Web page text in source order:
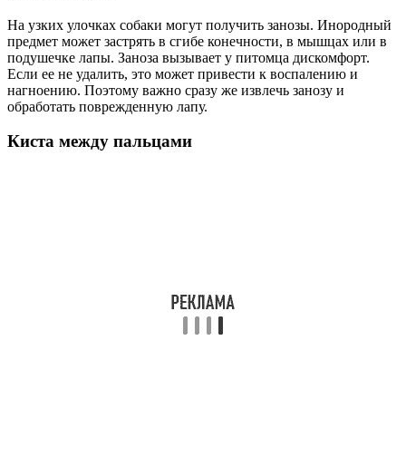
На узких улочках собаки могут получить занозы. Инородный
предмет может застрять в сгибе конечности, в мышцах или в
подушечке лапы. Заноза вызывает у питомца дискомфорт.
Если ее не удалить, это может привести к воспалению и
нагноению. Поэтому важно сразу же извлечь занозу и
обработать поврежденную лапу.
Киста между пальцами